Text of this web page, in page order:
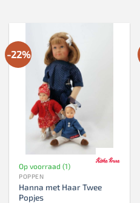
-22%
Op voorraad (1)
POPPEN
Hanna met Haar Twee
Popjes